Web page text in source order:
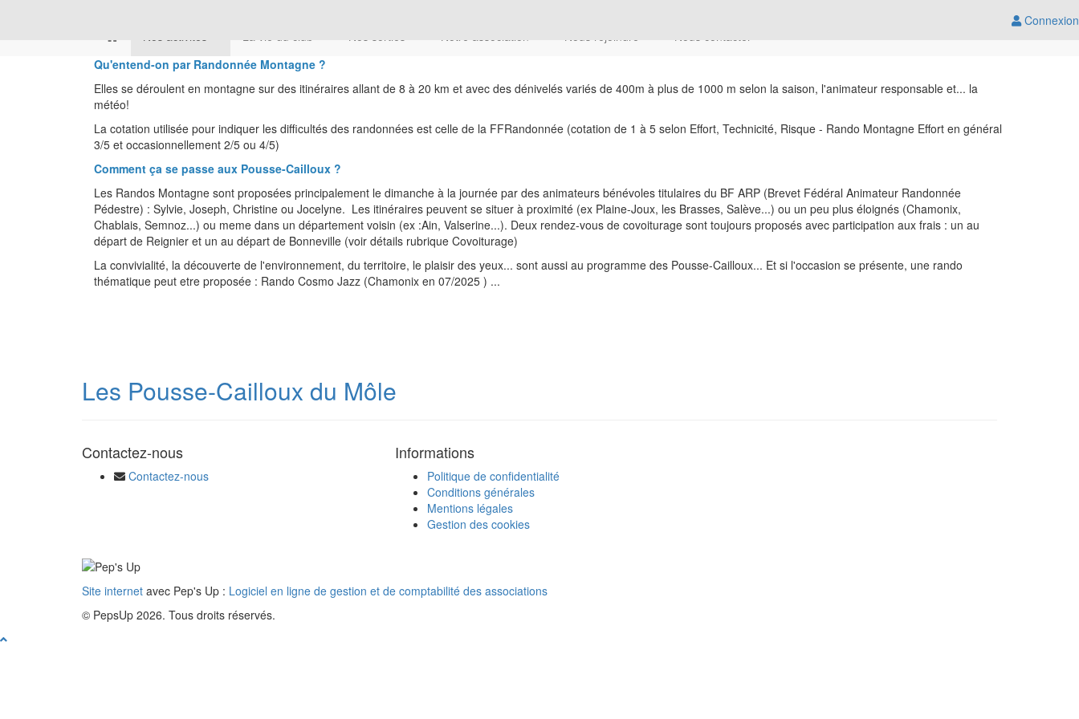
Connexion
Nos activités
La vie du club Nos sorties Notre association Nous rejoindre
Nous contacter
Qu'entend-on par Randonnée Montagne ?
Elles se déroulent en montagne sur des itinéraires allant de 8 à 20 km et avec des dénivelés variés de 400m à plus de 1000 m selon la saison, l'animateur responsable et... la
météo!
La cotation utilisée pour indiquer les difficultés des randonnées est celle de la FFRandonnée (cotation de 1 à 5 selon Effort, Technicité, Risque - Rando Montagne Effort en général
3/5 et occasionnellement 2/5 ou 4/5)
Comment ça se passe aux Pousse-Cailloux ?
Les Randos Montagne sont proposées principalement le dimanche à la journée par des animateurs bénévoles titulaires du BF ARP (Brevet Fédéral Animateur Randonnée
Pédestre) : Sylvie, Joseph, Christine ou Jocelyne. Les itinéraires peuvent se situer à proximité (ex Plaine-Joux, les Brasses, Salève...) ou un peu plus éloignés (Chamonix,
Chablais, Semnoz...) ou meme dans un département voisin (ex :Ain, Valserine...). Deux rendez-vous de covoiturage sont toujours proposés avec participation aux frais : un au
départ de Reignier et un au départ de Bonneville (voir détails rubrique Covoiturage)
La convivialité, la découverte de l'environnement, du territoire, le plaisir des yeux... sont aussi au programme des Pousse-Cailloux... Et si l'occasion se présente, une rando
thématique peut etre proposée : Rando Cosmo Jazz (Chamonix en 07/2025 ) ...
Les Pousse-Cailloux du Môle
Contactez-nous
Contactez-nous
Informations
Politique de confidentialité
Conditions générales
Mentions légales
Gestion des cookies
Site internet avec Pep's Up : Logiciel en ligne de gestion et de comptabilité des associations
© PepsUp 2026. Tous droits réservés.